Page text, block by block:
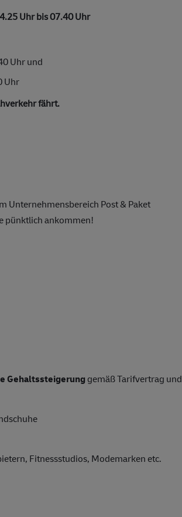
Uhr bis 07.40 Uhr
Uhr und
Uhr
fährt.
Unternehmensbereich Post & Paket
pünktlich ankommen!
Gehaltssteigerung gemäß Tarifvertrag und
Fitnessstudios, Modemarken etc.